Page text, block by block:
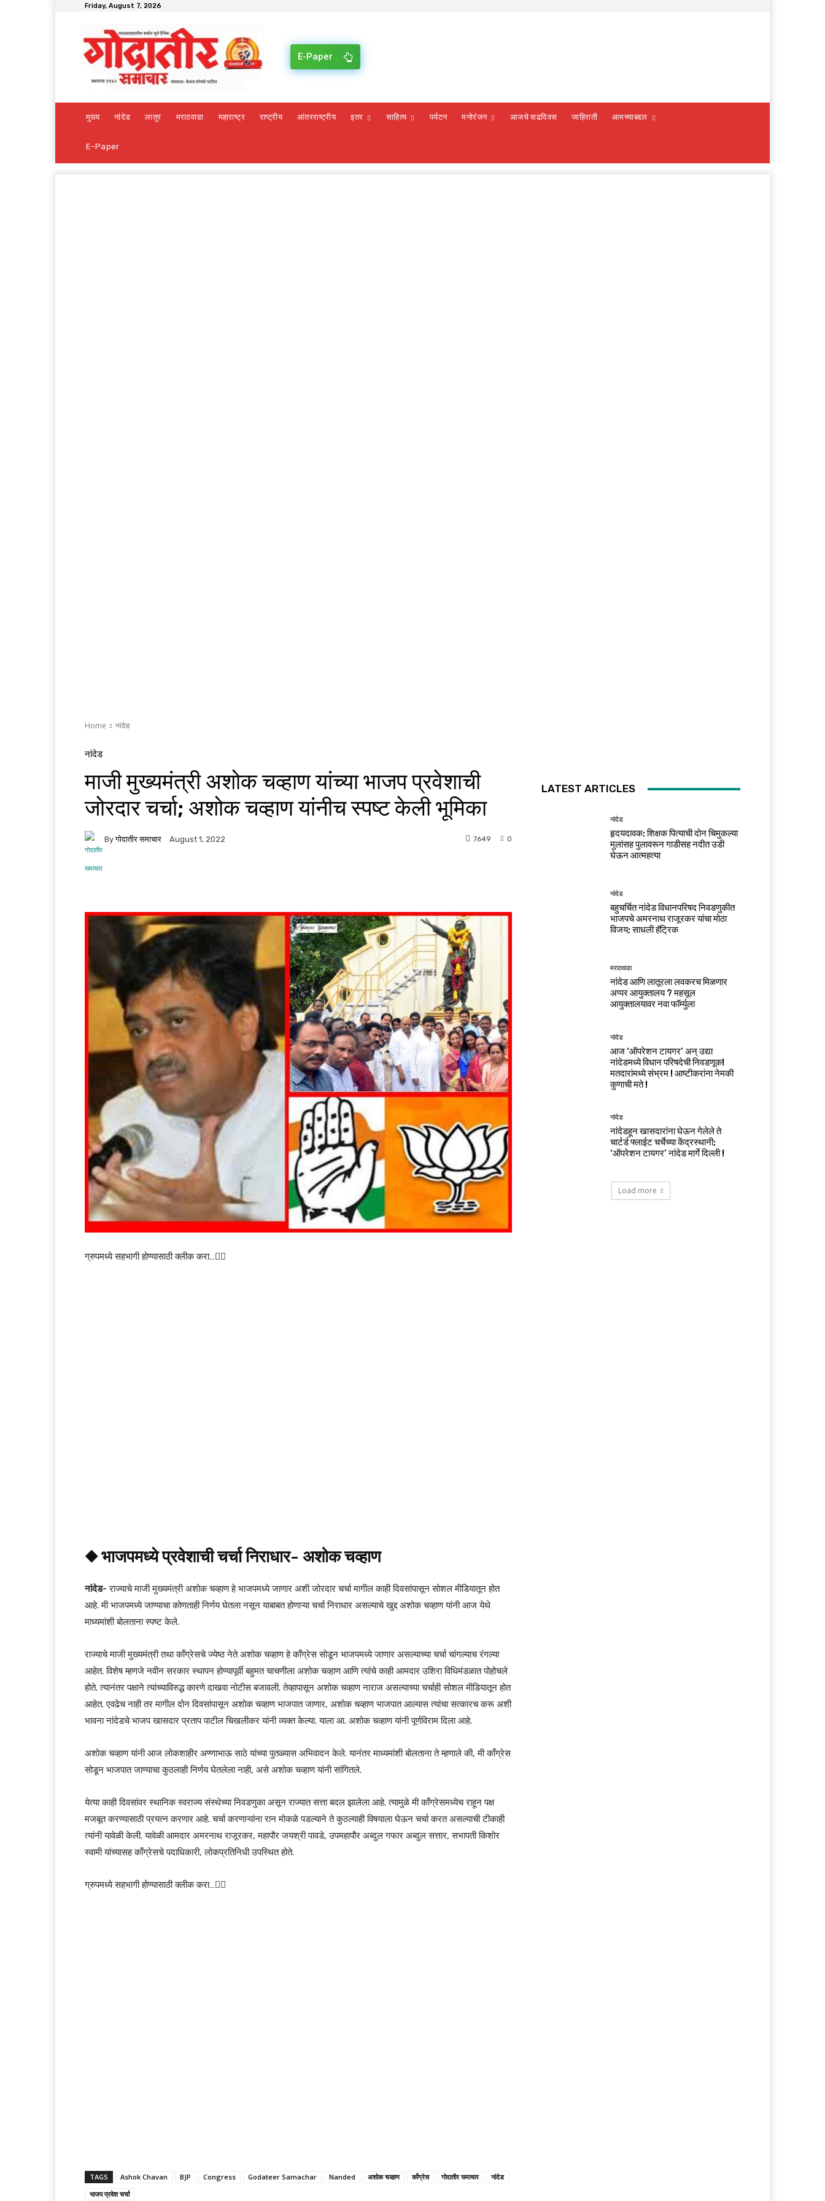
Friday, August 7, 2026
E-Paper
मुख्य नांदेड लातूर मराठवाडा महाराष्ट्र राष्ट्रीय आंतरराष्ट्रीय इतर साहित्य पर्यटन मनोरंजन आजचे वाढदिवस जाहिराती आमच्याबद्दल
E-Paper
Home नांदेड
नांदेड
माजी मुख्यमंत्री अशोक चव्हाण यांच्या भाजप प्रवेशाची
जोरदार चर्चा; अशोक चव्हाण यांनीच स्पष्ट केली भूमिका
By गोदातीर समाचार August 1, 2022 0
7649
ग्रुपमध्ये सहभागी होण्यासाठी क्लीक करा…👆🏻
◆ भाजपमध्ये प्रवेशाची चर्चा निराधार- अशोक चव्हाण
नांदेड- राज्याचे माजी मुख्यमंत्री अशोक चव्हाण हे भाजपमध्ये जाणार अशी जोरदार चर्चा मागील काही दिवसांपासून सोशल मीडियातून होत
आहे. मी भाजपमध्ये जाण्याचा कोणताही निर्णय घेतला नसून याबाबत होणाऱ्या चर्चा निराधार असल्याचे खुद्द अशोक चव्हाण यांनी आज येथे
माध्यमांशी बोलताना स्पष्ट केले.
राज्याचे माजी मुख्यमंत्री तथा काँग्रेसचे ज्येष्ठ नेते अशोक चव्हाण हे काँग्रेस सोडून भाजपमध्ये जाणार असल्याच्या चर्चा चांगल्याच रंगल्या
आहेत. विशेष म्हणजे नवीन सरकार स्थापन होण्यापूर्वी बहुमत चाचणीला अशोक चव्हाण आणि त्यांचे काही आमदार उशिरा विधिमंडळात पोहोचले
होते. त्यानंतर पक्षाने त्यांच्याविरुद्ध कारणे दाखवा नोटीस बजावली. तेव्हापासून अशोक चव्हाण नाराज असल्याच्या चर्चाही सोशल मीडियातून होत
आहेत. एवढेच नाही तर मागील दोन दिवसांपासून अशोक चव्हाण भाजपात जाणार, अशोक चव्हाण भाजपात आल्यास त्यांचा सत्कारच करू अशी
भावना नांदेडचे भाजप खासदार प्रताप पाटील चिखलीकर यांनी व्यक्त केल्या. याला आ. अशोक चव्हाण यांनी पूर्णविराम दिला आहे.
अशोक चव्हाण यांनी आज लोकशाहीर अण्णाभाऊ साठे यांच्या पुतळ्यास अभिवादन केले. यानंतर माध्यमांशी बोलताना ते म्हणाले की, मी काँग्रेस
सोडून भाजपात जाण्याचा कुठलाही निर्णय घेतलेला नाही, असे अशोक चव्हाण यांनी सांगितले.
येत्या काही दिवसांवर स्थानिक स्वराज्य संस्थेच्या निवडणुका असून राज्यात सत्ता बदल झालेला आहे. त्यामुळे मी काँग्रेसमध्येच राहून पक्ष
मजबूत करण्यासाठी प्रयत्न करणार आहे. चर्चा करणाऱ्यांना रान मोकळे पडल्याने ते कुठल्याही विषयाला घेऊन चर्चा करत असल्याची टीकाही
त्यांनी यावेळी केली. यावेळी आमदार अमरनाथ राजूरकर, महापौर जयश्री पावडे, उपमहापौर अब्दुल गफार अब्दुल सत्तार, सभापती किशोर
स्वामी यांच्यासह काँग्रेसचे पदाधिकारी, लोकप्रतिनिधी उपस्थित होते.
ग्रुपमध्ये सहभागी होण्यासाठी क्लीक करा…👆🏻
TAGS Ashok Chavan BJP Congress Godateer Samachar Nanded अशोक चव्हाण काँग्रेस गोदातीर समाचार
नांदेड
भाजप प्रवेश चर्चा
LATEST ARTICLES
नांदेड
हृदयदावक: शिक्षक पित्याची दोन चिमुकल्या
मुलांसह पुलावरून गाडीसह नदीत उडी
घेऊन आत्महत्या
नांदेड
बहुचर्चित नांदेड विधानपरिषद निवडणुकीत
भाजपचे अमरनाथ राजूरकर यांचा मोठा
विजय; साधली हॅट्रिक
मराठवाडा
नांदेड आणि लातूरला लवकरच मिळणार
अप्पर आयुक्तालय ? महसूल
आयुक्तालयावर नवा फॉर्म्युला
नांदेड
आज ‘ऑपरेशन टायगर’ अन् उद्या
नांदेडमध्ये विधान परिषदेची निवडणूक!
मतदारांमध्ये संभ्रम ! आष्टीकरांना नेमकी
कुणाची मते !
नांदेड
नांदेडहून खासदारांना घेऊन गेलेले ते
चार्टर्ड फ्लाईट चर्चेच्या केंद्रस्थानी;
‘ऑपरेशन टायगर’ नांदेड मार्गे दिल्ली !
Load more